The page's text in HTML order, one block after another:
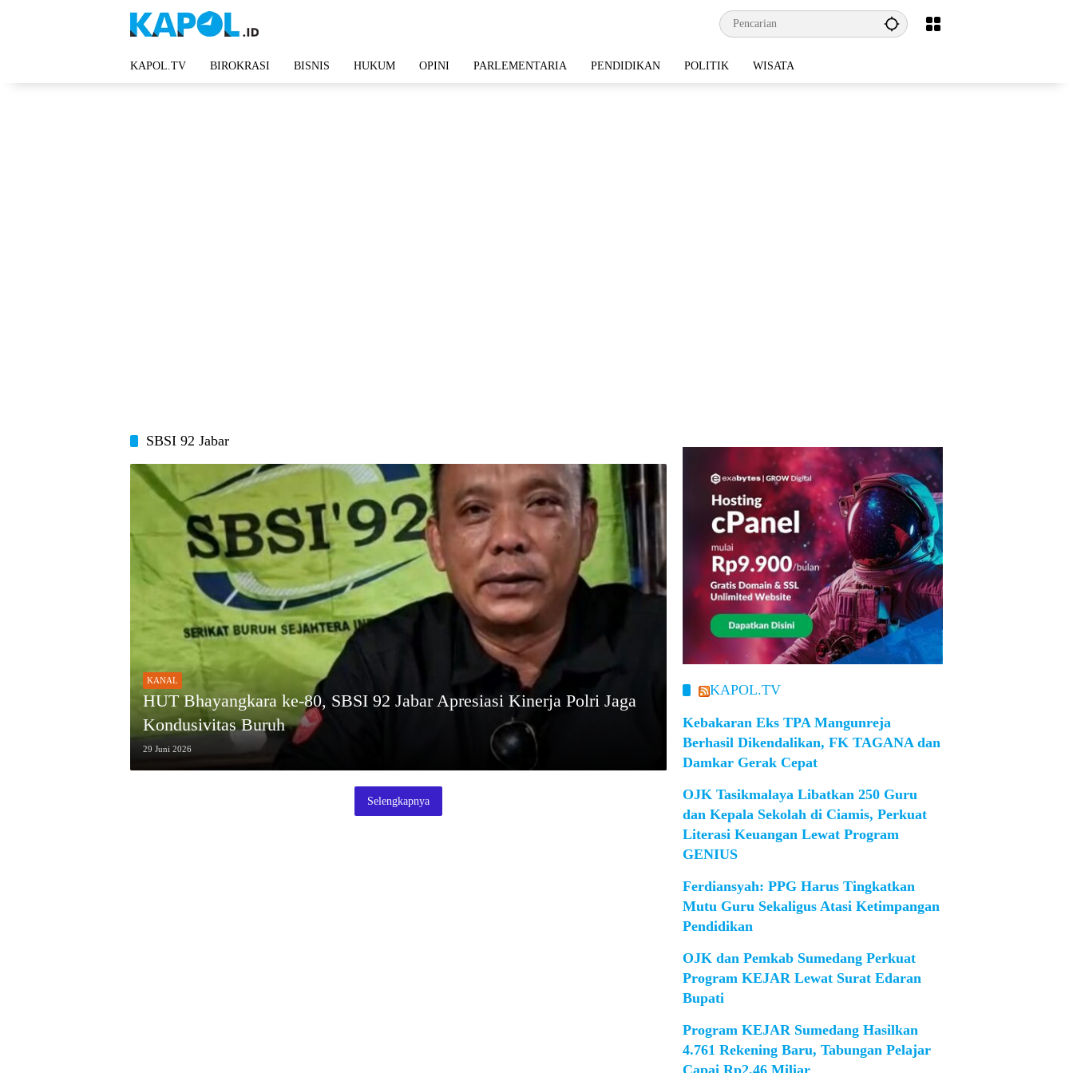
KAPOL.TV BIROKRASI BISNIS HUKUM OPINI PARLEMENTARIA PENDIDIKAN POLITIK WISATA
SBSI 92 Jabar
KANAL
HUT Bhayangkara ke-80, SBSI 92 Jabar Apresiasi Kinerja Polri Jaga
Kondusivitas Buruh
29 Juni 2026
Selengkapnya
KAPOL.TV
Kebakaran Eks TPA Mangunreja
Berhasil Dikendalikan, FK TAGANA dan
Damkar Gerak Cepat
OJK Tasikmalaya Libatkan 250 Guru
dan Kepala Sekolah di Ciamis, Perkuat
Literasi Keuangan Lewat Program
GENIUS
Ferdiansyah: PPG Harus Tingkatkan
Mutu Guru Sekaligus Atasi Ketimpangan
Pendidikan
OJK dan Pemkab Sumedang Perkuat
Program KEJAR Lewat Surat Edaran
Bupati
Program KEJAR Sumedang Hasilkan
4.761 Rekening Baru, Tabungan Pelajar
Capai Rp2,46 Miliar